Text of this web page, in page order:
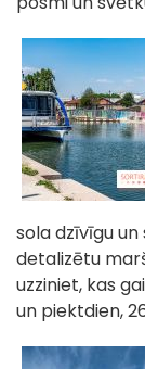
sola dzīvīgu
detalizētu
uzziniet, kas
un piektdien,